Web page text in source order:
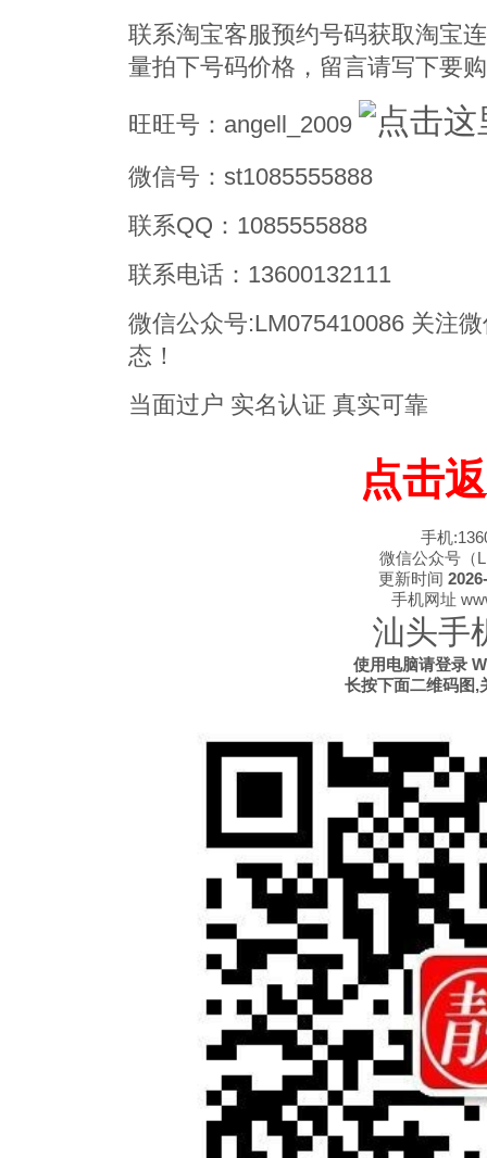
联系淘宝客服预约号码获取淘宝
量拍下号码价格，留言请写下要
旺旺号：angell_2009
微信号：st1085555888
联系QQ：1085555888
联系电话：13600132111
微信公众号:LM075410086 关注
态！
当面过户 实名认证 真实可靠
点击
手机
微信公众号（
更新时间
手机网址
汕头手
使用电脑请登录
长按下面二维码图